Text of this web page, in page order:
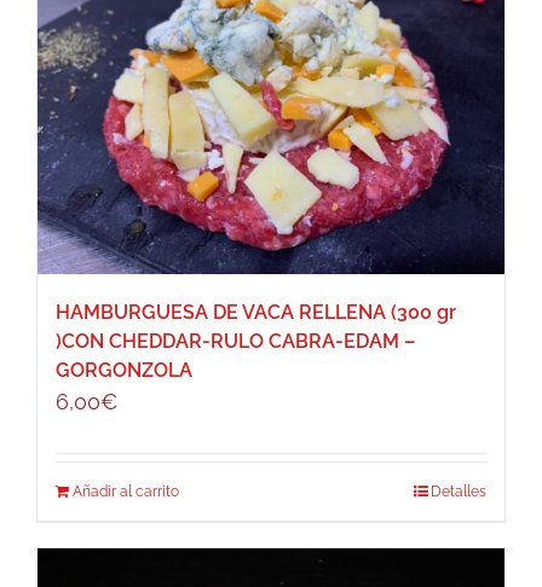
HAMBURGUESA DE VACA RELLENA (300 gr
)CON CHEDDAR-RULO CABRA-EDAM –
GORGONZOLA
6,00€
Añadir al carrito Detalles